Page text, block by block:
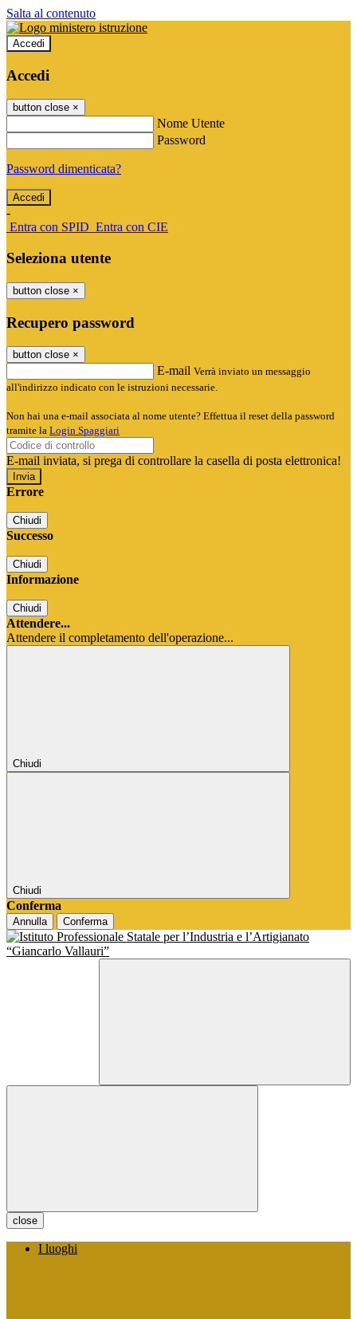
Salta al contenuto
Accedi
Accedi
button close ×
Nome Utente
Password
Password dimenticata?
-
Entra con SPID Entra con CIE
Seleziona utente
button close ×
Recupero password
button close ×
E-mail Verrà inviato un messaggio
all'indirizzo indicato con le istruzioni necessarie.
Non hai una e-mail associata al nome utente? Effettua il reset della password
tramite la Login Spaggiari
E-mail inviata, si prega di controllare la casella di posta elettronica!
Errore
Chiudi
Successo
Chiudi
Informazione
Chiudi
Attendere...
Attendere il completamento dell'operazione...
Chiudi
Chiudi
Conferma
Annulla Conferma
close
I luoghi